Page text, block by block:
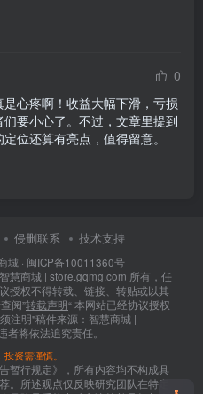
0
心疼啊！收益大幅下滑，亏损
要小心了。不过，文章里提到
位还算有亮点，值得留意。
侵删联系 技术支持
城 · 闽ICP备10011360号
慧商城 | store.gqmg.com 所有，任
授权不得转载、链接、转贴或以其
阅”转载声明“ 本网站已经协议授权
注明"稿件来源：智慧商城 |
将依法追究责任。
资需谨慎。
暂行规定》，所有内容均不构成具
。所述观点仅反映研究团队在特定